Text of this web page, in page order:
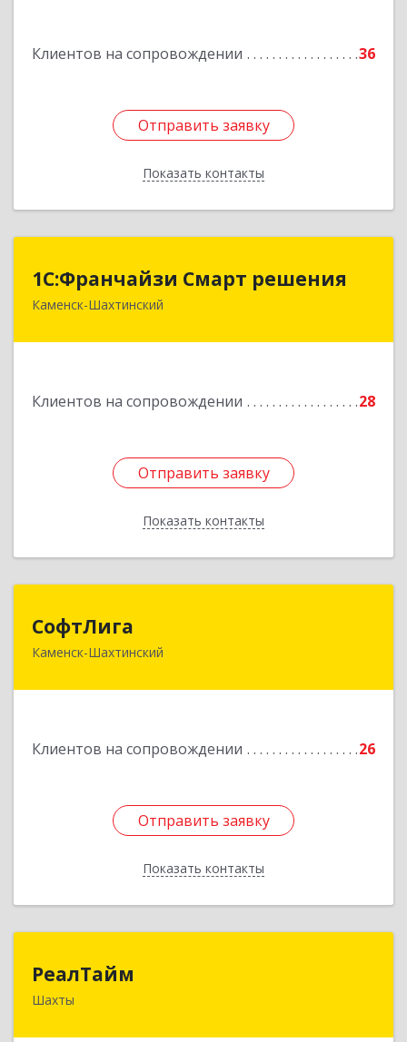
Клиентов на сопровождении 36
Отправить заявку
Показать контакты
Отправить заявку
Назад
1С:Франчайзи Смарт решения
Каменск-Шахтинский
Клиентов на сопровождении 28
Отправить заявку
Показать контакты
1С:Франчайзи Смарт решения
347800, Ростовская обл, Каменск-Шахтинский г,
Отправить заявку
Назад
СофтЛига
Каменск-Шахтинский
Клиентов на сопровождении 26
Отправить заявку
Показать контакты
347800, Ростовская обл, Каменск-Шахтинский г,
Отправить заявку
Назад
РеалТайм
Шахты